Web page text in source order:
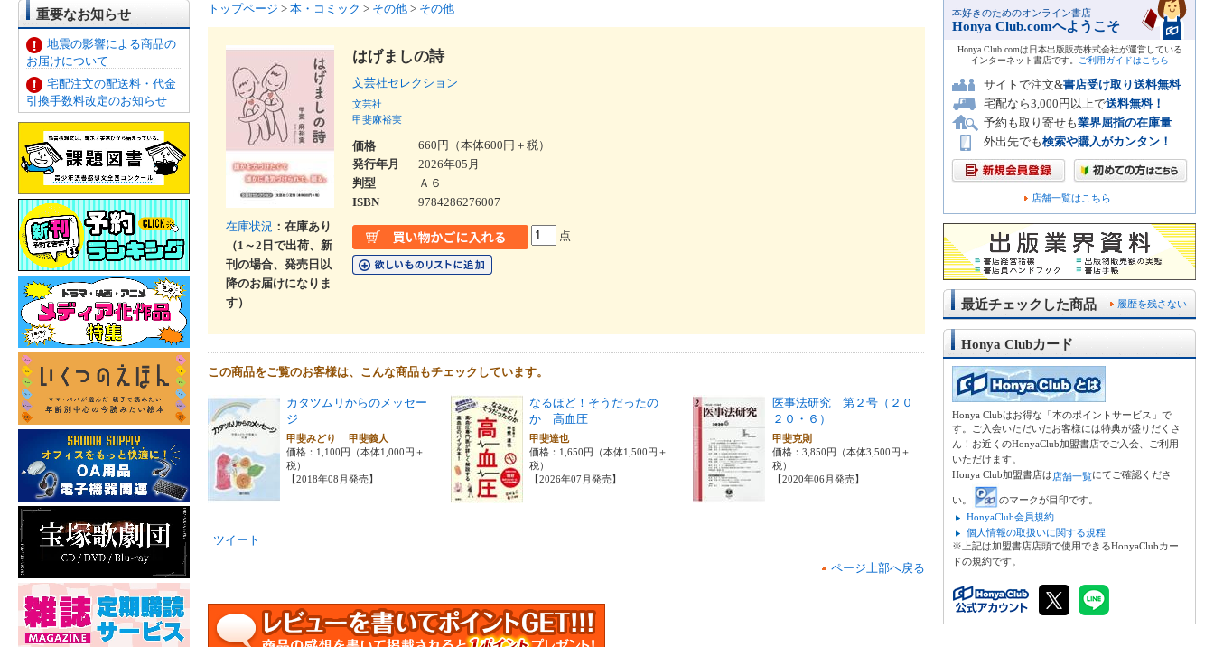
重要なお知らせ
地震の影響による商品の
お届けについて
宅配注文の配送料・代金
引換手数料改定のお知らせ
トップページ > 本・コミック > その他 > その他
在庫状況 ：在庫あり
（1～2日で出荷、新
刊の場合、発売日以
降のお届けになりま
す）
はげましの詩
文芸社セレクション
文芸社
甲斐麻裕実
価格
660円（本体600円＋税）
発行年月
2026年05月
判型
Ａ６
ISBN
9784286276007
点
この商品をご覧のお客様は、こんな商品もチェックしています。
カタツムリからのメッセー
ジ
甲斐みどり 甲斐義人
価格：1,100円（本体1,000円＋
税）
【2018年08月発売】
なるほど！そうだったの
か 高血圧
甲斐達也
価格：1,650円（本体1,500円＋
税）
【2026年07月発売】
医事法研究 第２号（２０
２０・６）
甲斐克則
価格：3,850円（本体3,500円＋
税）
【2020年06月発売】
ツイート
ページ上部へ戻る
本好きのためのオンライン書店
Honya Club.comへようこそ
Honya Club.comは日本出版販売株式会社が運営している
インターネット書店です。
ご利用ガイドはこちら
サイトで注文&書店受け取り送料無料
宅配なら3,000円以上で送料無料！
予約も取り寄せも業界屈指の在庫量
外出先でも検索や購入がカンタン！
店舗一覧はこちら
履歴を残さない
最近チェックした商品
Honya Clubカード
Honya Clubはお得な「本のポイントサービス」で
す。ご入会いただいたお客様には特典が盛りだくさ
ん！お近くのHonyaClub加盟書店でご入会、ご利用
いただけます。
Honya Club加盟書店は店舗一覧にてご確認くださ
い。
のマークが目印です。
HonyaClub会員規約
個人情報の取扱いに関する規程
※上記は加盟書店店頭で使用できるHonyaClubカー
ドの規約です。